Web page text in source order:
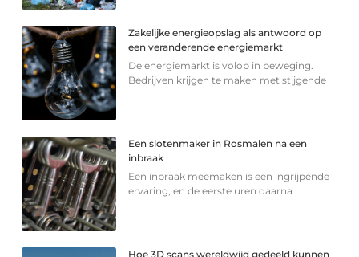
Zakelijke energieopslag als antwoord op
een veranderende energiemarkt
De energiemarkt is volop in beweging.
Bedrijven krijgen te maken met stijgende
Een slotenmaker in Rosmalen na een
inbraak
Een inbraak meemaken is een ingrijpende
ervaring, en de eerste uren daarna
Hoe 3D scans wereldwijd gedeeld kunnen